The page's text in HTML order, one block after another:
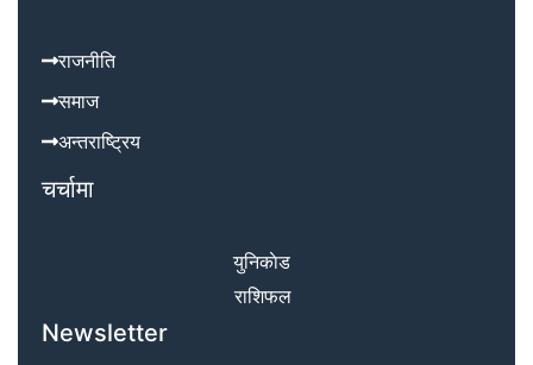
राजनीति
समाज
अन्तराष्ट्रिय
चर्चामा
युनिकाेड
राशिफल
Newsletter